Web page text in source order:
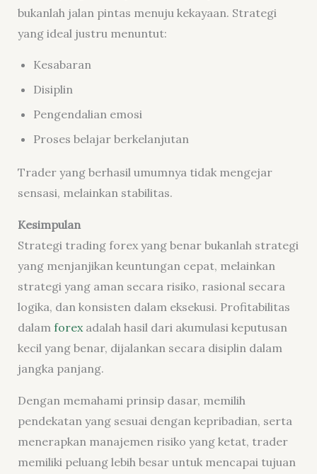
bukanlah jalan pintas menuju kekayaan. Strategi
yang ideal justru menuntut:
Kesabaran
Disiplin
Pengendalian emosi
Proses belajar berkelanjutan
Trader yang berhasil umumnya tidak mengejar
sensasi, melainkan stabilitas.
Kesimpulan
Strategi trading forex yang benar bukanlah strategi
yang menjanjikan keuntungan cepat, melainkan
strategi yang aman secara risiko, rasional secara
logika, dan konsisten dalam eksekusi. Profitabilitas
dalam forexadalah hasil dari akumulasi keputusan
kecil yang benar, dijalankan secara disiplin dalam
jangka panjang.
Dengan memahami prinsip dasar, memilih
pendekatan yang sesuai dengan kepribadian, serta
menerapkan manajemen risiko yang ketat, trader
memiliki peluang lebih besar untuk mencapai tujuan